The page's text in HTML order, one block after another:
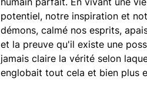
potentiel, notre inspiration et
démons, calmé nos esprits,
et la preuve qu'il existe une
jamais claire la vérité selon
englobait tout cela et bien plus